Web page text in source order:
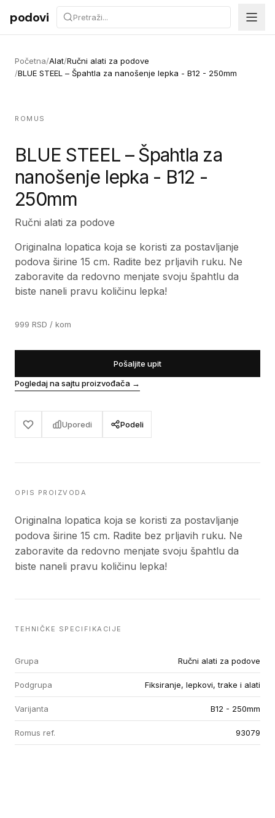
Preskoči na sadržaj
podovi
Početna/Alat/Ručni alati za podove
/BLUE STEEL – Špahtla za nanošenje lepka - B12 - 250mm
ROMUS
BLUE STEEL – Špahtla za
nanošenje lepka - B12 -
250mm
Ručni alati za podove
Originalna lopatica koja se koristi za postavljanje
podova širine 15 cm. Radite bez prljavih ruku. Ne
zaboravite da redovno menjate svoju špahtlu da
biste naneli pravu količinu lepka!
999 RSD / kom
Pošaljite upit
Pogledaj na sajtu proizvođača →
Uporedi Podeli
OPIS PROIZVODA
Originalna lopatica koja se koristi za postavljanje
podova širine 15 cm. Radite bez prljavih ruku. Ne
zaboravite da redovno menjate svoju špahtlu da
biste naneli pravu količinu lepka!
TEHNIČKE SPECIFIKACIJE
Grupa Ručni alati za podove
Podgrupa Fiksiranje, lepkovi, trake i alati
Varijanta B12 - 250mm
Romus ref. 93079